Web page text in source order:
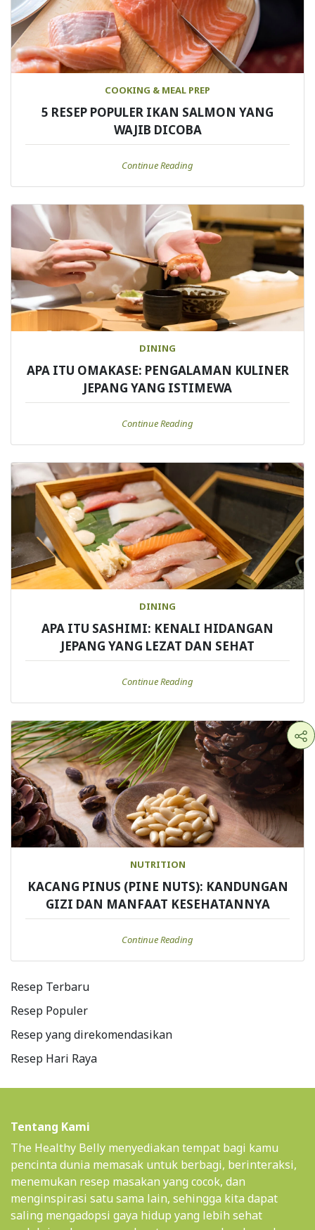
COOKING & MEAL PREP
5 RESEP POPULER IKAN SALMON YANG
WAJIB DICOBA
Continue Reading
DINING
APA ITU OMAKASE: PENGALAMAN KULINER
JEPANG YANG ISTIMEWA
Continue Reading
DINING
APA ITU SASHIMI: KENALI HIDANGAN
JEPANG YANG LEZAT DAN SEHAT
Continue Reading
NUTRITION
KACANG PINUS (PINE NUTS): KANDUNGAN
GIZI DAN MANFAAT KESEHATANNYA
Continue Reading
Resep Terbaru
Resep Populer
Resep yang direkomendasikan
Resep Hari Raya
Tentang Kami
The Healthy Belly menyediakan tempat bagi kamu
pencinta dunia memasak untuk berbagi, berinteraksi,
menemukan resep masakan yang cocok, dan
menginspirasi satu sama lain, sehingga kita dapat
saling mengadopsi gaya hidup yang lebih sehat